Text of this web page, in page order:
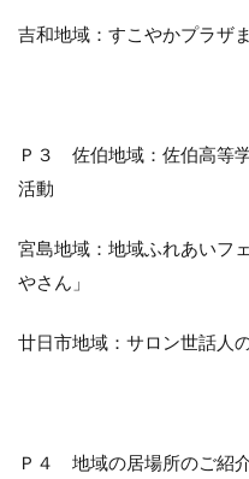
吉和地域：すこやかプラザ
Ｐ３ 佐伯地域：佐伯高等
活動
宮島地域：地域ふれあいフ
やさん」
廿日市地域：サロン世話人
Ｐ４ 地域の居場所のご紹